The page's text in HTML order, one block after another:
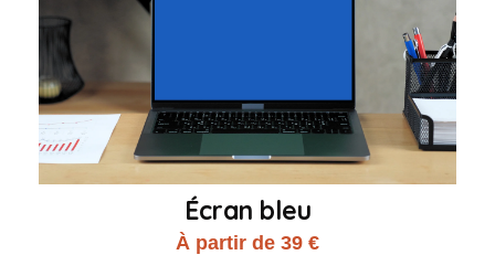
Écran bleu
À partir de 39 €